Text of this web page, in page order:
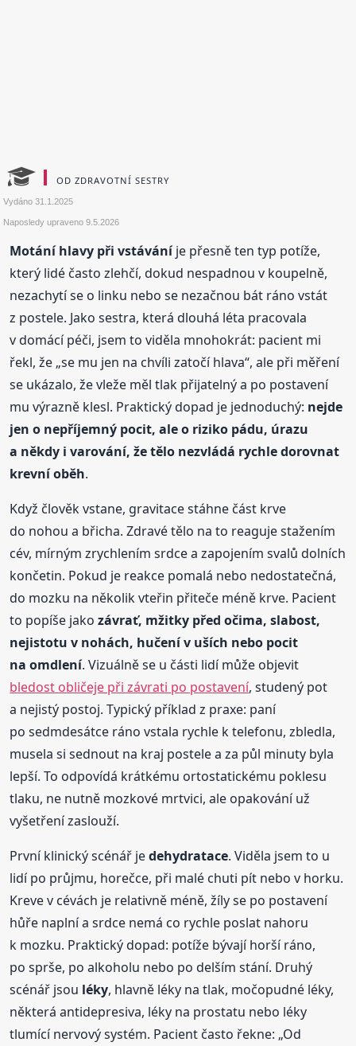
OD ZDRAVOTNÍ SESTRY
Vydáno31.1.2025
Naposledy upraveno9.5.2026
Motání hlavy při vstáváníje přesně ten typ potíže,
který lidé často zlehčí, dokud nespadnou v koupelně,
nezachytí se o linku nebo se nezačnou bát ráno vstát
z postele. Jako sestra, která dlouhá léta pracovala
v domácí péči, jsem to viděla mnohokrát: pacient mi
řekl, že „se mu jen na chvíli zatočí hlava“, ale při měření
se ukázalo, že vleže měl tlak přijatelný a po postavení
mu výrazně klesl. Praktický dopad je jednoduchý: nejde
jen o nepříjemný pocit, ale o riziko pádu, úrazu
a někdy i varování, že tělo nezvládá rychle dorovnat
krevní oběh.
Když člověk vstane, gravitace stáhne část krve
do nohou a břicha. Zdravé tělo na to reaguje stažením
cév, mírným zrychlením srdce a zapojením svalů dolních
končetin. Pokud je reakce pomalá nebo nedostatečná,
do mozku na několik vteřin přiteče méně krve. Pacient
to popíše jakozávrať, mžitky před očima, slabost,
nejistotu v nohách, hučení v uších nebo pocit
na omdlení. Vizuálně se u části lidí může objevit
bledost obličeje při závrati po postavení, studený pot
a nejistý postoj. Typický příklad z praxe: paní
po sedmdesátce ráno vstala rychle k telefonu, zbledla,
musela si sednout na kraj postele a za půl minuty byla
lepší. To odpovídá krátkému ortostatickému poklesu
tlaku, ne nutně mozkové mrtvici, ale opakování už
vyšetření zaslouží.
První klinický scénář jedehydratace. Viděla jsem to u
lidí po průjmu, horečce, při malé chuti pít nebo v horku.
Kreve v cévách je relativně méně, žíly se po postavení
hůře naplní a srdce nemá co rychle poslat nahoru
k mozku. Praktický dopad: potíže bývají horší ráno,
po sprše, po alkoholu nebo po delším stání. Druhý
scénář jsou léky, hlavně léky na tlak, močopudné léky,
některá antidepresiva, léky na prostatu nebo léky
tlumící nervový systém. Pacient často řekne: „Od